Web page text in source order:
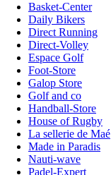
Basket-Center
Daily Bikers
Direct Running
Direct-Volley
Espace Golf
Foot-Store
Galop Store
Golf and co
Handball-Store
House of Rugby
La sellerie de Maé
Made in Paradis
Nauti-wave
Padel-Expert